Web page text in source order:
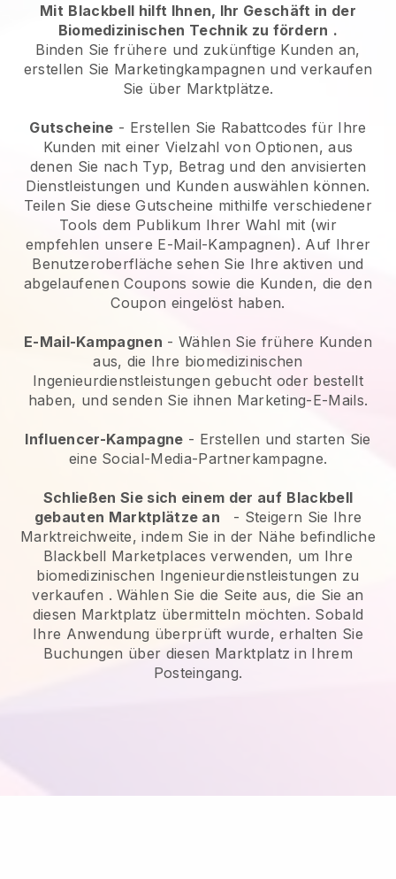
Mit Blackbell hilft Ihnen, Ihr Geschäft in der
Biomedizinischen Technik zu fördern .
Binden Sie frühere und zukünftige Kunden an,
erstellen Sie Marketingkampagnen und verkaufen
Sie über Marktplätze.
Gutscheine - Erstellen Sie Rabattcodes für Ihre
Kunden mit einer Vielzahl von Optionen, aus
denen Sie nach Typ, Betrag und den anvisierten
Dienstleistungen und Kunden auswählen können.
Teilen Sie diese Gutscheine mithilfe verschiedener
Tools dem Publikum Ihrer Wahl mit (wir
empfehlen unsere E-Mail-Kampagnen). Auf Ihrer
Benutzeroberfläche sehen Sie Ihre aktiven und
abgelaufenen Coupons sowie die Kunden, die den
Coupon eingelöst haben.
E-Mail-Kampagnen -Wählen Sie frühere Kunden
aus, die Ihre biomedizinischen
Ingenieurdienstleistungen gebucht oder bestellt
haben, und senden Sie ihnen Marketing-E-Mails.
Influencer-Kampagne - Erstellen und starten Sie
eine Social-Media-Partnerkampagne.
Schließen Sie sich einem der auf Blackbell
gebauten Marktplätze an
- Steigern Sie Ihre
Marktreichweite, indem Sie in der Nähe befindliche
Blackbell Marketplaces verwenden, um Ihre
biomedizinischen Ingenieurdienstleistungen zu
verkaufen . Wählen Sie die Seite aus, die Sie an
diesen Marktplatz übermitteln möchten. Sobald
Ihre Anwendung überprüft wurde, erhalten Sie
Buchungen über diesen Marktplatz in Ihrem
Posteingang.